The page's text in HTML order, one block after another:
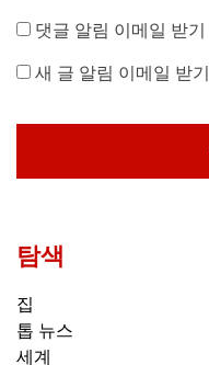
댓글 알림 이메일 받기
새 글 알림 이메일 받기
탐색
집
톱 뉴스
세계